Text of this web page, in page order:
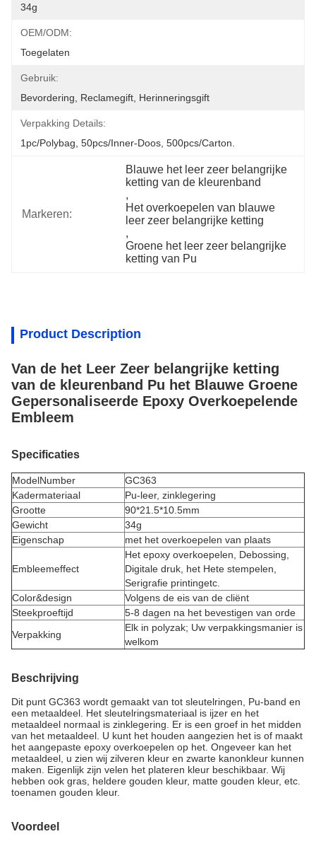
34g
OEM/ODM:
Toegelaten
Gebruik:
Bevordering, Reclamegift, Herinneringsgift
Verpakking Details:
1pc/polybag, 50pcs/inner-Doos, 500pcs/carton.
Markeren:
Blauwe het leer zeer belangrijke
ketting van de kleurenband
,
Het overkoepelen van blauwe
leer zeer belangrijke ketting
,
Groene het leer zeer belangrijke
ketting van Pu
Product Description
Van de het Leer Zeer belangrijke ketting
van de kleurenband Pu het Blauwe Groene
Gepersonaliseerde Epoxy Overkoepelende
Embleem
Specificaties
ModelNumber
GC363
Kadermateriaal
Pu-leer, zinklegering
Grootte
90*21.5*10.5mm
Gewicht
34g
Eigenschap
met het overkoepelen van plaats
Embleemeffect
Het epoxy overkoepelen, Debossing,
Digitale druk, het Hete stempelen,
Serigrafie printingetc.
Color&design
Volgens de eis van de cliënt
Steekproeftijd
5-8 dagen na het bevestigen van orde
Verpakking
Elk in polyzak; Uw verpakkingsmanier is
welkom
Beschrijving
Dit punt GC363 wordt gemaakt van tot sleutelringen, Pu-band en
een metaaldeel. Het sleutelringsmateriaal is ijzer en het
metaaldeel normaal is zinklegering. Er is een groef in het midden
van het metaaldeel. U kunt het houden aangezien het is of maakt
het aangepaste epoxy overkoepelen op het. Ongeveer kan het
metaaldeel, u zien wij zilveren kleur en zwarte kanonkleur kunnen
maken. Eigenlijk zijn velen het plateren kleur beschikbaar. Wij
hebben ook gras, heldere gouden kleur, matte gouden kleur, etc.
toenamen gouden kleur.
Voordeel